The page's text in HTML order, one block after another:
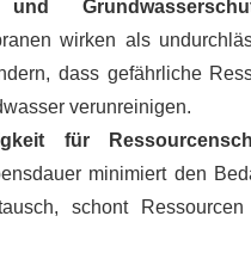
wirken als
dass gefährliche
verunreinigen.
für
minimiert den
schont